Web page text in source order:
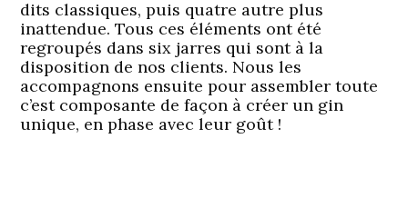
dits classiques, puis quatre autre plus
inattendue. Tous ces éléments ont été
regroupés dans six jarres qui sont à la
disposition de nos clients. Nous les
accompagnons ensuite pour assembler toute
c’est composante de façon à créer un gin
unique, en phase avec leur goût !